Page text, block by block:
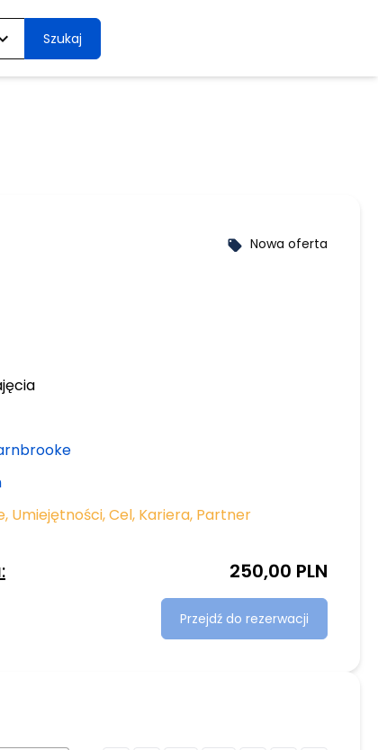
Szukaj
local_offer Nowa oferta
, Umiejętności,Cel, Kariera, Partner
250,00 PLN
Przejdź do rezerwacji